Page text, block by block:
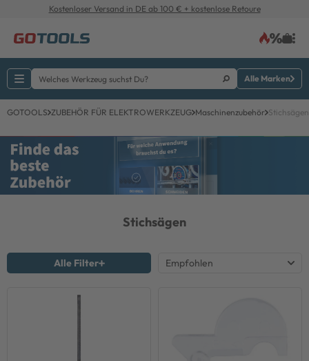
Kostenloser Versand in DE ab 100 € + kostenlose Retoure
Alle Marken
GOTOOLS ZUBEHÖR FÜR ELEKTROWERKZEUG Maschinenzubehör Stichsägen
Stichsägen
Alle Filter